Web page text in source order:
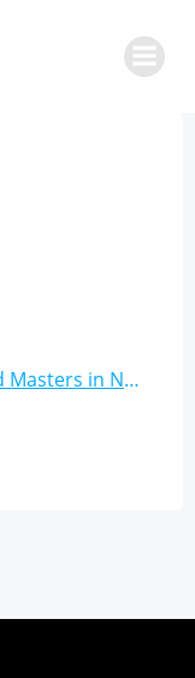
Filipe Silva wins 2023 Finn World Masters in Nea Iraklitsa after no more racing possible